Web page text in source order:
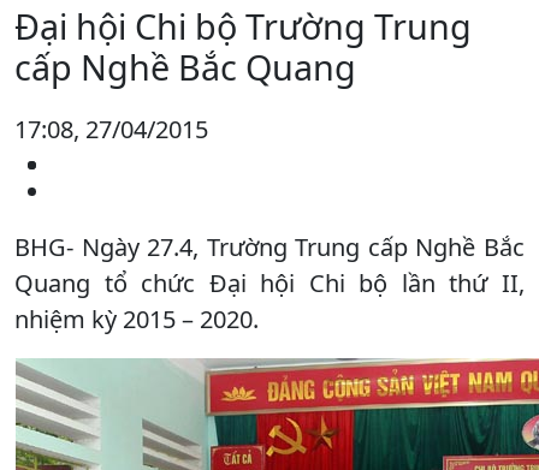
Đại hội Chi bộ Trường Trung
cấp Nghề Bắc Quang
17:08, 27/04/2015
BHG- Ngày 27.4, Trường Trung cấp Nghề Bắc
Quang tổ chức Đại hội Chi bộ lần thứ II,
nhiệm kỳ 2015 – 2020.